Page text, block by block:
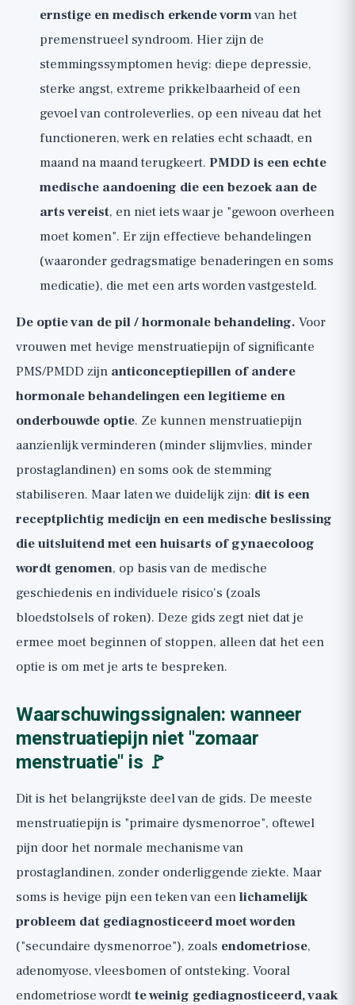
ernstige en medisch erkende vormvan het
premenstrueel syndroom. Hier zijn de
stemmingssymptomen hevig: diepe depressie,
sterke angst, extreme prikkelbaarheid of een
gevoel van controleverlies, op een niveau dat het
functioneren, werk en relaties echt schaadt, en
maand na maand terugkeert. PMDD is een echte
medische aandoening die een bezoek aan de
arts vereist, en niet iets waar je "gewoon overheen
moet komen". Er zijn effectieve behandelingen
(waaronder gedragsmatige benaderingen en soms
medicatie), die met een arts worden vastgesteld.
De optie van de pil / hormonale behandeling. Voor
vrouwen met hevige menstruatiepijn of significante
PMS/PMDD zijn anticonceptiepillen of andere
hormonale behandelingen een legitieme en
onderbouwde optie. Ze kunnen menstruatiepijn
aanzienlijk verminderen (minder slijmvlies, minder
prostaglandinen) en soms ook de stemming
stabiliseren. Maar laten we duidelijk zijn: dit is een
receptplichtig medicijn en een medische beslissing
die uitsluitend met een huisarts of gynaecoloog
wordt genomen, op basis van de medische
geschiedenis en individuele risico's (zoals
bloedstolsels of roken). Deze gids zegt niet dat je
ermee moet beginnen of stoppen, alleen dat het een
optie is om met je arts te bespreken.
Waarschuwingssignalen: wanneer
menstruatiepijn niet "zomaar
menstruatie" is 🚩
Dit is het belangrijkste deel van de gids. De meeste
menstruatiepijn is "primaire dysmenorroe", oftewel
pijn door het normale mechanisme van
prostaglandinen, zonder onderliggende ziekte. Maar
soms is hevige pijn een teken van eenlichamelijk
probleem dat gediagnosticeerd moet worden
("secundaire dysmenorroe"), zoals endometriose,
adenomyose, vleesbomen of ontsteking. Vooral
endometriose wordtte weinig gediagnosticeerd, vaak